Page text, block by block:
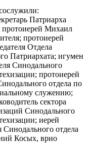
Патриарха
протоиерей Михаил
протоиерей
Отдела
Патриархата; игумен
Синодального
протоиерей
отдела по
служению;
сектора
Синодального
иерей
отдела
Косых, врио